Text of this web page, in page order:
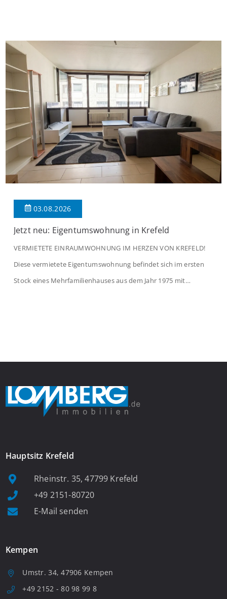
praktischen Diele, welche ausreichend Platz für eine […]
03.08.2026
Jetzt neu: Eigentumswohnung in Krefeld
VERMIETETE EINRAUMWOHNUNG IM HERZEN VON KREFELD!
Diese vermietete Eigentumswohnung befindet sich im ersten
Stock eines Mehrfamilienhauses aus dem Jahr 1975 mit
Hauptsitz Krefeld
Rheinstr. 35, 47799 Krefeld
+49 2151-80720
E-Mail senden
Kempen
Umstr. 34, 47906 Kempen
+49 2152 - 80 98 99 8